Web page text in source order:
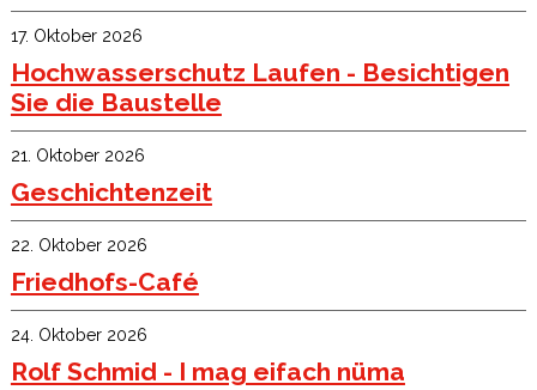
17. Oktober 2026
Hochwasserschutz Laufen - Besichtigen
Sie die Baustelle
21. Oktober 2026
Geschichtenzeit
22. Oktober 2026
Friedhofs-Café
24. Oktober 2026
Rolf Schmid - I mag eifach nüma